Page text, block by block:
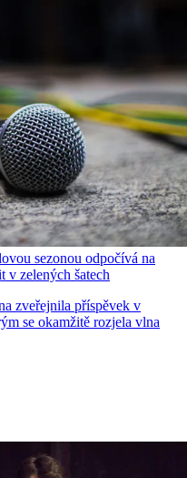
sezonou odpočívá na
v zelených šatech
zveřejnila příspěvek v
se okamžitě rozjela vlna